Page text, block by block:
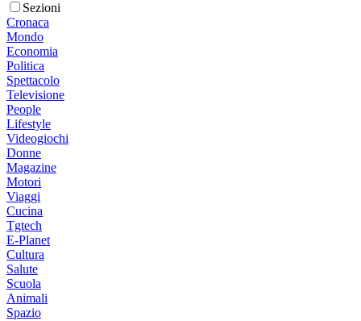
Sezioni
Cronaca
Mondo
Economia
Politica
Spettacolo
Televisione
People
Lifestyle
Videogiochi
Donne
Magazine
Motori
Viaggi
Cucina
Tgtech
E-Planet
Cultura
Salute
Scuola
Animali
Spazio